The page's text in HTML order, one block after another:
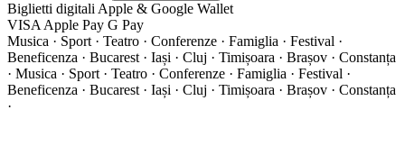
Biglietti digitali Apple & Google Wallet
VISA Apple Pay G Pay
Musica · Sport · Teatro · Conferenze · Famiglia · Festival ·
Beneficenza · Bucarest · Iași · Cluj · Timișoara · Brașov · Constanța
· Musica · Sport · Teatro · Conferenze · Famiglia · Festival ·
Beneficenza · Bucarest · Iași · Cluj · Timișoara · Brașov · Constanța
·